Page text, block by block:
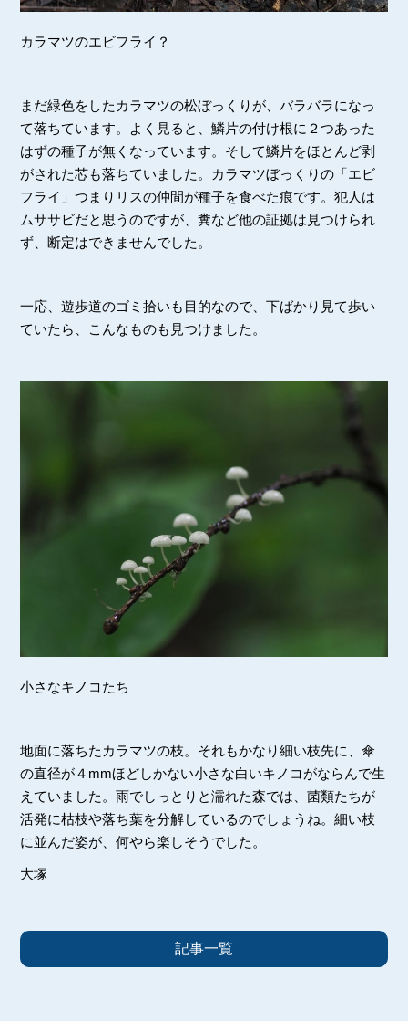
カラマツのエビフライ？
まだ緑色をしたカラマツの松ぼっくりが、バラバラになっ
て落ちています。よく見ると、鱗片の付け根に２つあった
はずの種子が無くなっています。そして鱗片をほとんど剥
がされた芯も落ちていました。カラマツぼっくりの「エビ
フライ」つまりリスの仲間が種子を食べた痕です。犯人は
ムササビだと思うのですが、糞など他の証拠は見つけられ
ず、断定はできませんでした。
一応、遊歩道のゴミ拾いも目的なので、下ばかり見て歩い
ていたら、こんなものも見つけました。
小さなキノコたち
地面に落ちたカラマツの枝。それもかなり細い枝先に、傘
の直径が４mmほどしかない小さな白いキノコがならんで生
えていました。雨でしっとりと濡れた森では、菌類たちが
活発に枯枝や落ち葉を分解しているのでしょうね。細い枝
に並んだ姿が、何やら楽しそうでした。
大塚
記事一覧